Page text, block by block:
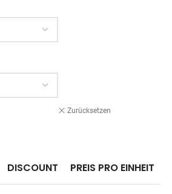
Zurücksetzen
DISCOUNT PREIS PRO EINHEIT